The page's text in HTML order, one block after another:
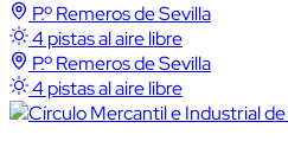
P.º Remeros de Sevilla
4 pistas al aire libre
P.º Remeros de Sevilla
4 pistas al aire libre